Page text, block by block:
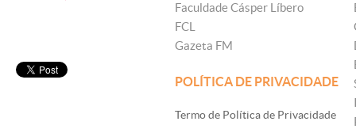
Faculdade Cásper Líbero
FCL
Gazeta FM
POLÍTICA DE PRIVACIDADE
Termo de Política de Privacidade